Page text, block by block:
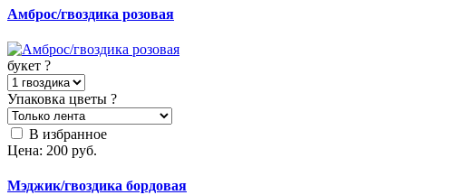
Амброс/гвоздика розовая
букет ?
Упаковка цветы ?
В избранное
Цена: 200 руб.
Мэджик/гвоздика бордовая